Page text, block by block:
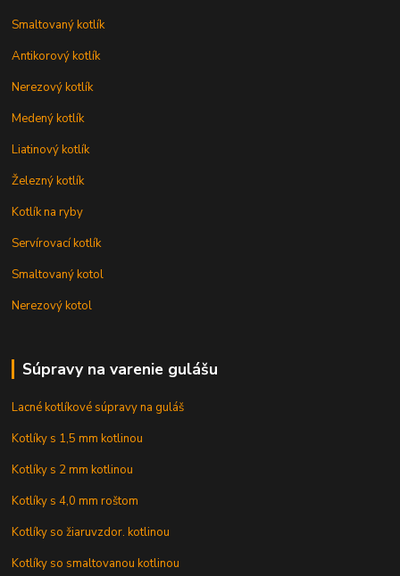
Smaltovaný kotlík
Antikorový kotlík
Nerezový kotlík
Medený kotlík
Liatinový kotlík
Železný kotlík
Kotlík na ryby
Servírovací kotlík
Smaltovaný kotol
Nerezový kotol
Súpravy na varenie gulášu
Lacné kotlíkové súpravy na guláš
Kotlíky s 1,5 mm kotlinou
Kotlíky s 2 mm kotlinou
Kotlíky s 4,0 mm roštom
Kotlíky so žiaruvzdor. kotlinou
Kotlíky so smaltovanou kotlinou